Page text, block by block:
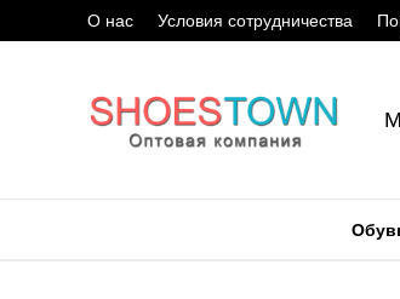
О нас Условия сотрудничества